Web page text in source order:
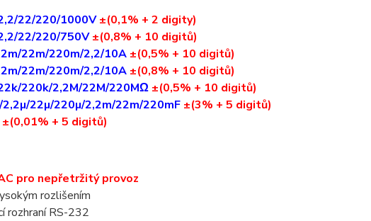
22/220/1000V±(0,1% + 2 digity)
22/220/750V±(0,8% + 10 digitů)
22m/220m/2,2/10A±(0,5% + 10 digitů)
22m/220m/2,2/10A±(0,8% + 10 digitů)
220k/2,2M/22M/220MΩ±(0,5% + 10 digitů)
2,2µ/22µ/220µ/2,2m/22m/220mF±(3% + 5 digitů)
±(0,01% + 5 digitů)
pro nepřetržitý provoz
rozlišením
rozhraní RS-232